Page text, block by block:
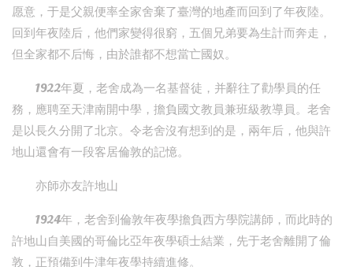
愿意，于是父親便率全家舍棄了臺灣的地產而回到了年夜陸。
回到年夜陸后，他們家變得很窮，五個兄弟要為生計而奔走，
但全家都不后悔，由於誰都不想當亡國奴。
1922年夏，老舍成為一名基督徒，并辭往了勸學員的任
務，應聘至天津南開中學，擔負國文教員兼班級教導員。老舍
是以長久分開了北京。令老舍沒有想到的是，兩年后，他與許
地山還會有一段客居倫敦的記憶。
亦師亦友許地山
1924年，老舍到倫敦年夜學擔負西方學院講師，而此時的
許地山自美國的哥倫比亞年夜學碩士結業，先于老舍離開了倫
敦，正預備到牛津年夜學持續進修。